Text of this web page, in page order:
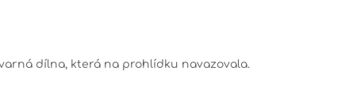
dílna, která na prohlídku navazovala.